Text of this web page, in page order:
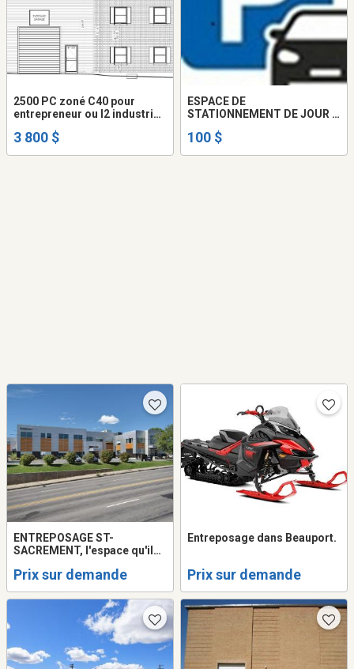
2500 PC zoné C40 pour
entrepreneur ou I2 industrie
3 800 $
ESPACE DE
STATIONNEMENT DE JOUR À
SEULEMENT.
100 $
ENTREPOSAGE ST-
SACREMENT, l'espace qu'il
Prix sur demande
Entreposage dans Beauport.
Prix sur demande